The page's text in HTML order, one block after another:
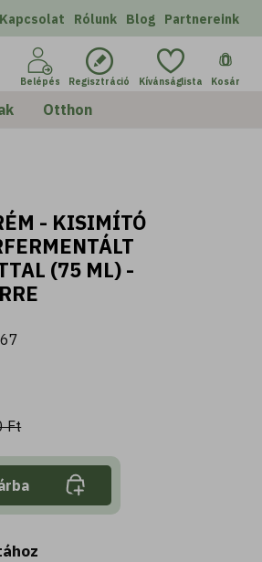
Kapcsolat Rólunk Blog Partnereink
Belépés Regisztráció Kívánságlista
0
Kosár
Otthon
- KISIMÍTÓ
(75 ML) -
Ft